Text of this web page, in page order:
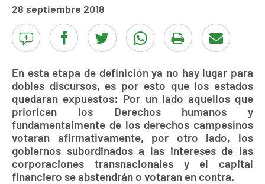
28 septiembre 2018
En esta etapa de definición ya no hay lugar para
dobles discursos, es por esto que los estados
quedaran expuestos: Por un lado aquellos que
prioricen los Derechos humanos y
fundamentalmente de los derechos campesinos
votaran afirmativamente, por otro lado, los
gobiernos subordinados a las intereses de las
corporaciones transnacionales y el capital
financiero se abstendrán o votaran en contra.